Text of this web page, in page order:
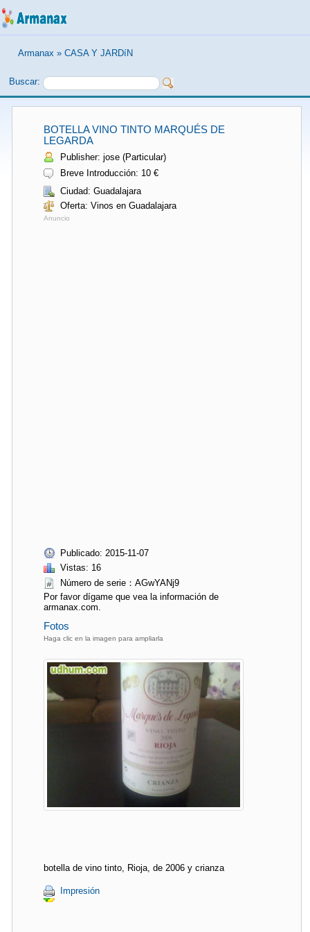
Armanax » CASA Y JARDíN
Buscar:
BOTELLA VINO TINTO MARQUÉS DE
LEGARDA
Publisher: jose (Particular)
Breve Introducción: 10 €
Ciudad: Guadalajara
Oferta: Vinos en Guadalajara
Anuncio
Publicado: 2015-11-07
Vistas: 16
Número de serie：AGwYANj9
Por favor dígame que vea la información de
armanax.com.
Fotos
Haga clic en la imagen para ampliarla
botella de vino tinto, Rioja, de 2006 y crianza
Impresión